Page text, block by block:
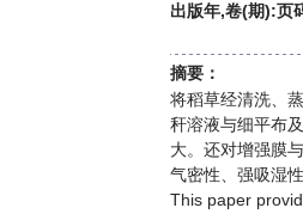
出版年,卷(期):页
摘要：
将稻草经清洗、
秆溶液与细平布
大。还对增强膜
气密性、强吸湿
This paper